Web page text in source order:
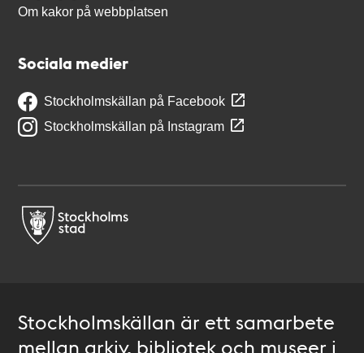
Om kakor på webbplatsen
Sociala medier
Stockholmskällan på Facebook
Stockholmskällan på Instagram
Stockholmskällan är ett samarbete
mellan arkiv, bibliotek och museer i